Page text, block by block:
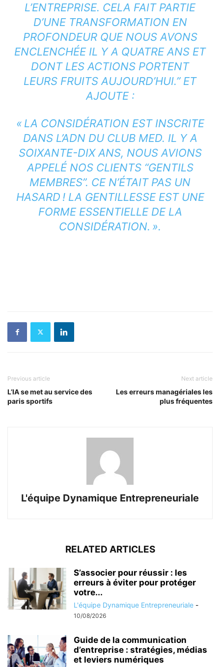
L’ENTREPRISE. CELA FAIT PARTIE
D’UNE TRANSFORMATION EN
PROFONDEUR QUE NOUS AVONS
ENCLENCHÉE IL Y A QUATRE ANS ET
DONT LES ACTIONS PORTENT
LEURS FRUITS AUJOURD’HUI.” ET
AJOUTE :
« LA CONSIDÉRATION EST INSCRITE
DANS L’ADN DU CLUB MED. IL Y A
SOIXANTE-DIX ANS, NOUS AVIONS
APPELÉ NOS CLIENTS “GENTILS
MEMBRES”. CE N’ÉTAIT PAS UN
HASARD ! LA GENTILLESSE EST UNE
FORME ESSENTIELLE DE LA
CONSIDÉRATION. ».
Previous article
L’IA se met au service des
paris sportifs
Next article
Les erreurs managériales les
plus fréquentes
L'équipe Dynamique Entrepreneuriale
RELATED ARTICLES
S’associer pour réussir : les
erreurs à éviter pour protéger
votre...
L'équipe Dynamique Entrepreneuriale -
10/08/2026
Guide de la communication
d’entreprise : stratégies, médias
et leviers numériques